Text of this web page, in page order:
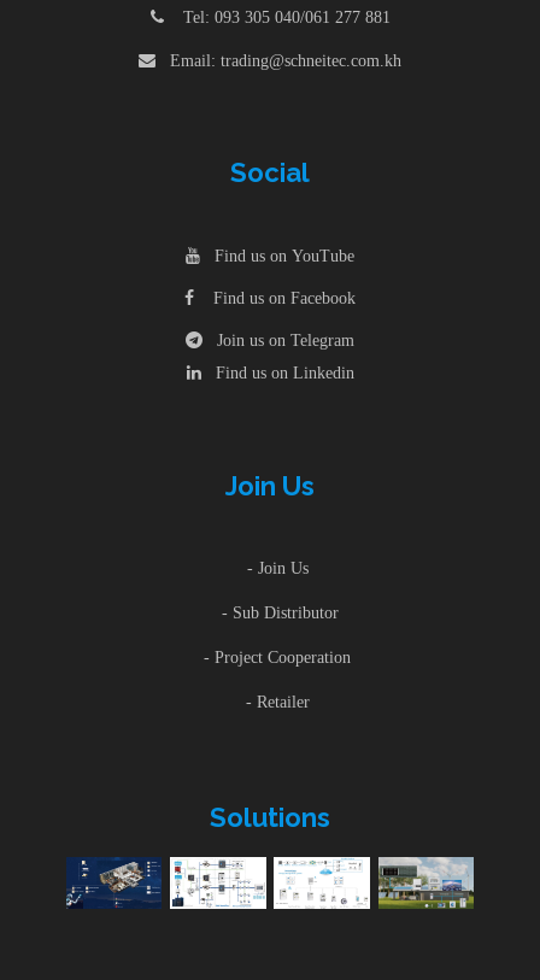
Tel: 093 305 040/061 277 881
Email: trading@schneitec.com.kh
Social
Find us on YouTube
Find us on Facebook
Join us on Telegram
Find us on Linkedin
Join Us
- Join Us
- Sub Distributor
- Project Cooperation
- Retailer
Solutions